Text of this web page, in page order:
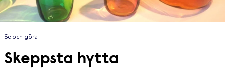
Se och göra
Skeppsta hytta